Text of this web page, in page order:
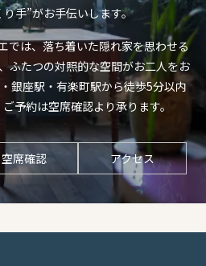
手”がお手伝いします。
では、落ち着いた隠れ家を思わせる
ふたつの対照的な空間がお二人をお
銀座駅・有楽町駅から徒歩5分以内
予約は空席確認より承ります。
空席確認 アクセス